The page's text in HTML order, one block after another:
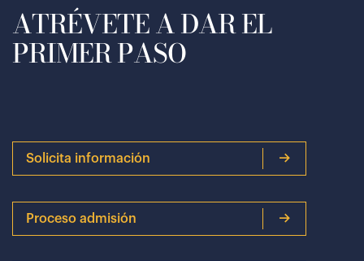
ATRÉVETE A DAR EL
PRIMER PASO
Solicita información
Proceso admisión